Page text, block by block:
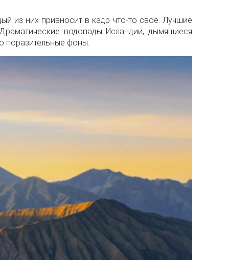
из них привносит в кадр что-то свое. Лучшие
водопады Исландии, дымящиеся
поразительные фоны.